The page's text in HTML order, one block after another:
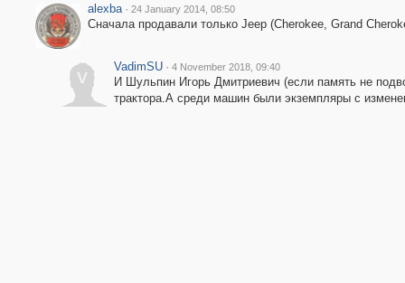
alexba · 24 January 2014, 08:50
Сначала продавали только Jeep (Cherokee, Grand
V
VadimSU · 4 November 2018, 09:40
И Шульпин Игорь Дмитриевич (если память не
трактора.А среди машин были экземпляры с